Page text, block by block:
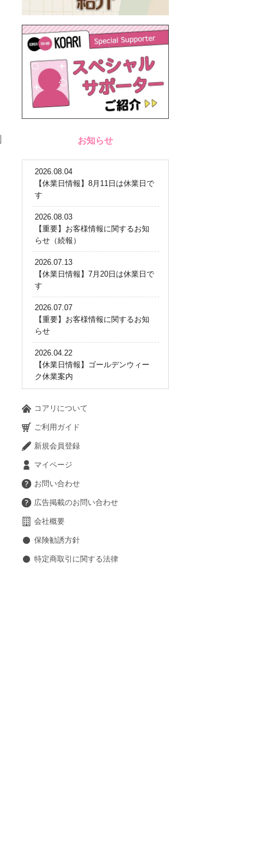
お知らせ
2026.08.04
【休業日情報】8月11日は休業日で
す
2026.08.03
【重要】お客様情報に関するお知
らせ（続報）
2026.07.13
【休業日情報】7月20日は休業日で
す
2026.07.07
【重要】お客様情報に関するお知
らせ
2026.04.22
【休業日情報】ゴールデンウィー
ク休業案内
コアリについて
ご利用ガイド
新規会員登録
マイページ
お問い合わせ
広告掲載のお問い合わせ
会社概要
保険勧誘方針
特定商取引に関する法律